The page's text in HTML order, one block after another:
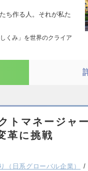
ち作る人。それが私た
くみ」を世界のクライア
トマネージャ
革に挑戦
（日系グローバル企業）